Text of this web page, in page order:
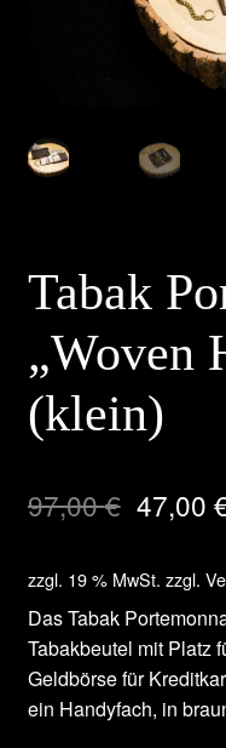
Tabak
„Woven
(klein)
97,00€ 47,00
zzgl. 19 % MwSt. zzgl.
Das Tabak
Tabakbeutel mit Platz
Geldbörse für
ein Handyfach, in